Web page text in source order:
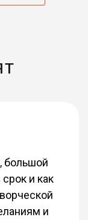
большой
и как
и